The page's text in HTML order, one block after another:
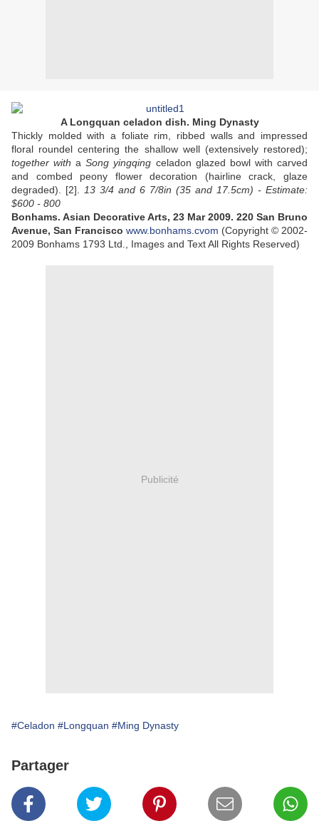
A Longquan celadon dish. Ming Dynasty
Thickly molded with a foliate rim, ribbed walls and impressed
floral roundel centering the shallow well (extensively restored);
together with aSong yingqing celadon glazed bowl with carved
and combed peony flower decoration (hairline crack, glaze
degraded). [2].
13 3/4 and 6 7/8in (35 and 17.5cm) - Estimate:
$600 - 800
Bonhams. Asian Decorative Arts, 23 Mar 2009. 220 San Bruno
Avenue, San Francisco www.bonhams.cvom (Copyright © 2002-
2009 Bonhams 1793 Ltd., Images and Text All Rights Reserved)
Publicité
#Celadon #Longquan #Ming Dynasty
Partager